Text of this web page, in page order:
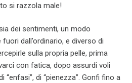
si razzola male!
dei sentimenti, un modo
dall’ordinario, e diverso di
sulla propria pelle, prima
con fatica, dopo assurdi voli
“enfasi”, di “pienezza”. Gonfi fino a